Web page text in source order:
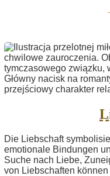
Die Liebschaft
emotionale Bindungen
Suche nach Liebe,
von Liebschaften